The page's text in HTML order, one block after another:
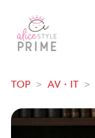
TOP > AV・IT >